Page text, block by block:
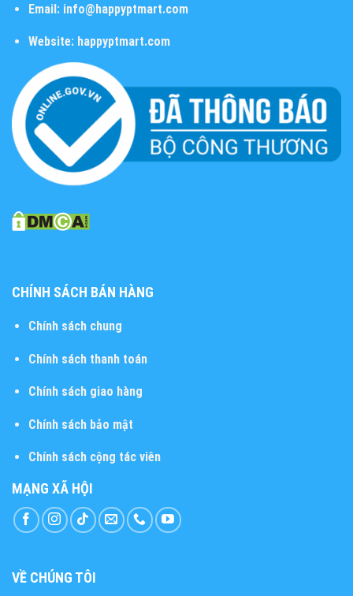
Email:info@happyptmart.com
Website: happyptmart.com
CHÍNH SÁCH BÁN HÀNG
Chính sách chung
Chính sách thanh toán
Chính sách giao hàng
Chính sách bảo mật
Chính sách cộng tác viên
MẠNG XÃ HỘI
VỀ CHÚNG TÔI